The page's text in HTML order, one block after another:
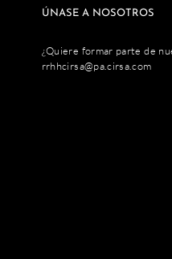
ÚNASE A NOSOTROS
¿Quiere formar parte de
rrhhcirsa@pa.cirsa.com